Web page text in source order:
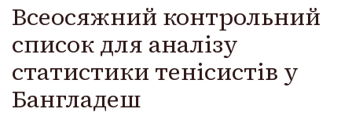
Всеосяжний контрольний
список для аналізу
статистики тенісистів у
Бангладеш